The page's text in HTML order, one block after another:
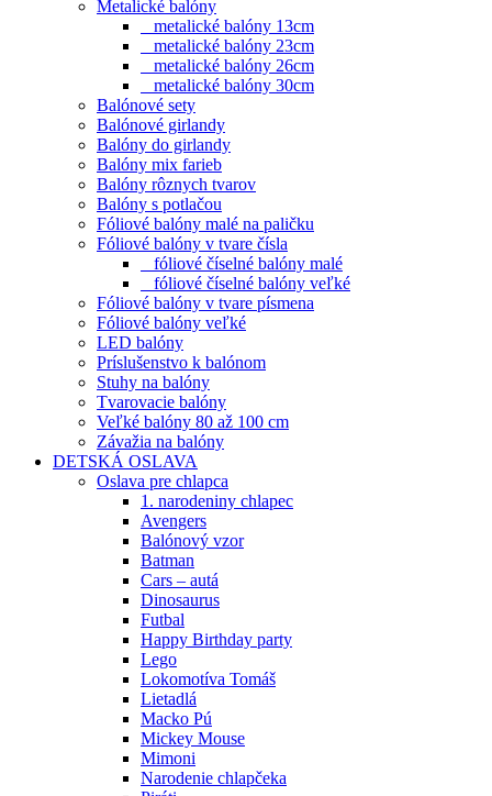
Metalické balóny
metalické balóny 13cm
metalické balóny 23cm
metalické balóny 26cm
metalické balóny 30cm
Balónové sety
Balónové girlandy
Balóny do girlandy
Balóny mix farieb
Balóny rôznych tvarov
Balóny s potlačou
Fóliové balóny malé na paličku
Fóliové balóny v tvare čísla
fóliové číselné balóny malé
fóliové číselné balóny veľké
Fóliové balóny v tvare písmena
Fóliové balóny veľké
LED balóny
Príslušenstvo k balónom
Stuhy na balóny
Tvarovacie balóny
Veľké balóny 80 až 100 cm
Závažia na balóny
DETSKÁ OSLAVA
Oslava pre chlapca
1. narodeniny chlapec
Avengers
Balónový vzor
Batman
Cars – autá
Dinosaurus
Futbal
Happy Birthday party
Lego
Lokomotíva Tomáš
Lietadlá
Macko Pú
Mickey Mouse
Mimoni
Narodenie chlapčeka